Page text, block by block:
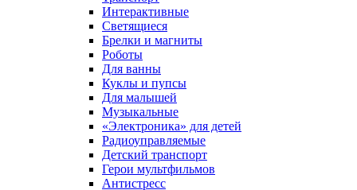
Интерактивные
Светящиеся
Брелки и магниты
Роботы
Для ванны
Куклы и пупсы
Для малышей
Музыкальные
«Электроника» для детей
Радиоуправляемые
Детский транспорт
Герои мультфильмов
Антистресс